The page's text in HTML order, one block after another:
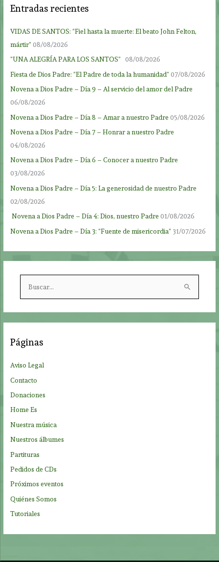
Entradas recientes
VIDAS DE SANTOS: “Fiel hasta la muerte: El beato John Felton,
mártir” 08/08/2026
“UNA ALEGRÍA PARA LOS SANTOS”
08/08/2026
Fiesta de Dios Padre: “El Padre de toda la humanidad” 07/08/2026
Novena a Dios Padre – Día 9 – Al servicio del amor del Padre
06/08/2026
Novena a Dios Padre – Día 8 – Amar a nuestro Padre 05/08/2026
Novena a Dios Padre – Día 7 – Honrar a nuestro Padre
04/08/2026
Novena a Dios Padre – Día 6 – Conocer a nuestro Padre
03/08/2026
Novena a Dios Padre – Día 5: La generosidad de nuestro Padre
02/08/2026
Novena a Dios Padre – Día 4: Dios, nuestro Padre 01/08/2026
Novena a Dios Padre – Día 3: “Fuente de misericordia” 31/07/2026
r
:
Páginas
Aviso Legal
Contacto
Donaciones
Home Es
Nuestra música
Nuestros álbumes
Partituras
Pedidos de CDs
Próximos eventos
Quiénes Somos
Tutoriales